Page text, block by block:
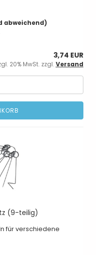
abweichend)
3,74 EUR
20% MwSt. zzgl. Versand
(9-teilig)
für verschiedene